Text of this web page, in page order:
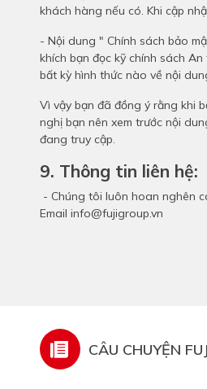
khách hàng nếu có. Khi cập
- Nội dung " Chính sách bảo
khích bạn đọc kỹ chính sách
bất kỳ hình thức nào về nội
Vì vậy bạn đã đồng ý rằng khi
nghị bạn nên xem trước nội
đang truy cập.
9. Thông tin liên hệ:
- Chúng tôi luôn hoan nghên
Email info@fujigroup.vn
CÂU CHUYỆN